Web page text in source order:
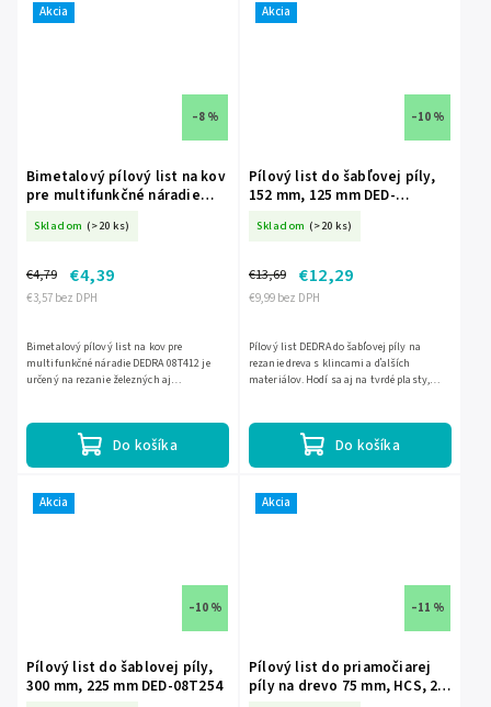
Akcia
–8 %
Bimetalový pílový list na kov
pre multifunkčné náradie
TPI DED-08T412
Skladom (>20 ks)
€3,57 bez DPH
€4,79 €4,39
Do košíka
Bimetalový pílový list na kov pre
multifunkčné náradie DEDRA 08T412 je
určený na rezanie železných aj
rezy...
Akcia
–10 %
Pílový list do šabľovej píly,
152 mm, 125 mm DED-
Skladom (>20 ks)
€9,99 bez DPH
€13,69 €12,29
Do košíka
Pílový list DEDRA do šabľovej píly na
rezanie dreva s klincami a ďalších
materiálov. Hodí sa aj na tvrdé plasty,
Akcia
–10 %
Pílový list do šablovej píly,
300 mm, 225 mm DED-08T254
Akcia
–11 %
Pílový list do priamočiarej
píly na drevo 75 mm, HCS, 2